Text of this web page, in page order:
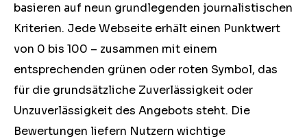
basieren auf neun grundlegenden journalistischen
Kriterien. Jede Webseite erhält einen Punktwert
von 0 bis 100 – zusammen mit einem
entsprechenden grünen oder roten Symbol, das
für die grundsätzliche Zuverlässigkeit oder
Unzuverlässigkeit des Angebots steht. Die
Bewertungen liefern Nutzern wichtige